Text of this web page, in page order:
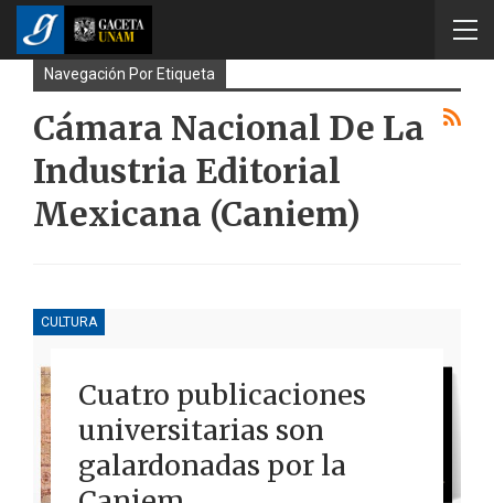
Navegación Por Etiqueta
Cámara Nacional De La
Industria Editorial
Mexicana (Caniem)
CULTURA
Cuatro publicaciones
universitarias son
galardonadas por la